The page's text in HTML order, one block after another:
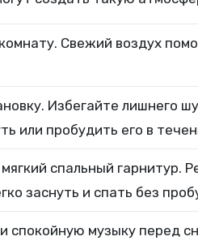
Свежий воздух
Избегайте лишнего
или пробудить его в
спальный гарнитур.
заснуть и спать без
спокойную музыку перед